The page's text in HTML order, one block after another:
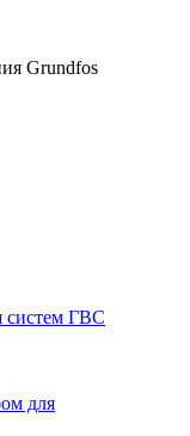
Grundfos
систем ГВС
для